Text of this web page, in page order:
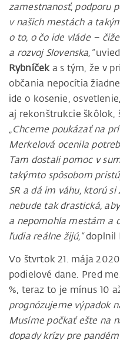
zamestnanosť, podporu
v našich mestách a
o to, o čo ide vláde –
a rozvoj Slovenska,“
Rybníček a s tým, že v
občania nepocítia
ide o kosenie,
aj rekonštrukcie škôlok,
„Chceme poukázať na
Merkelová ocenila
Tam dostali pomoc v
takýmto spôsobom
SR a dá im váhu, ktorú
nebude tak drastická,
a nepomohla mestám a
ľudia reálne žijú,“doplnil
Vo štvrtok 21. mája
podielové dane. Pred
%, teraz to je mínus 10
prognózujeme výpadok
Musíme počkať ešte na
dopady krízy pre